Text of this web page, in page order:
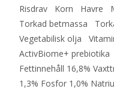
Risdrav Korn Havre
Torkad betmassa
Vegetabilisk olja
ActivBiome+
Fettinnehåll 16,8%
1,3% Fosfor 1,0%